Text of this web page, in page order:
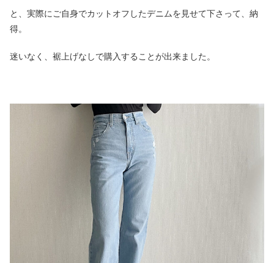
と、実際にご自身でカットオフしたデニムを見せて下さって、納
得。
迷いなく、裾上げなしで購入することが出来ました。